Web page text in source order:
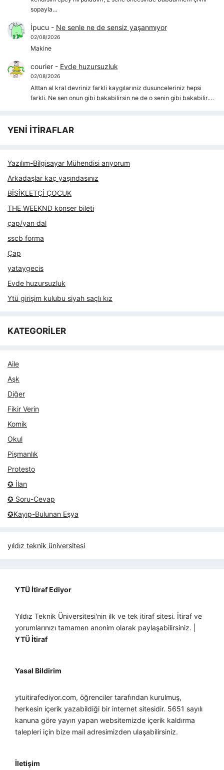
sopayla…
İpucu - Ne senle ne de sensiz yaşanmıyor
02/08/2026
Makine
courier- Evde huzursuzluk
02/08/2026
Alttan al kral devriniz farkli kaygılarıniz dusunceleriniz hepsi
farkli. Ne sen onun gibi bakabilirsin ne de o senin gibi bakabilir.…
YENİ İTİRAFLAR
Yazılım-Bilgisayar Mühendisi arıyorum
Arkadaşlar kaç yaşındasınız
BİSİKLETÇİ ÇOCUK
THE WEEKND konser bileti
çap/yan dal
sscb forma
Çap
yataygecis
Evde huzursuzluk
Ytü girişim kulubu siyah saçlı kız
KATEGORİLER
Aile
Aşk
Diğer
Fikir Verin
Komik
Okul
Pişmanlık
Protesto
✪ İlan
✪ Soru-Cevap
✪Kayıp-Bulunan Eşya
yıldız teknik üniversitesi
YTÜ İtiraf Ediyor
Yıldız Teknik Üniversitesi'nin ilk ve tek itiraf sitesi. İtiraf ve
yorumlarınızı tamamen anonim olarak paylaşabilirsiniz. |
YTÜ İtiraf
Yasal Bildirim
ytuitirafediyor.com, öğrenciler tarafından kurulmuş,
herkesin içerik yazabildiği bir internet sitesidir. 5651 sayılı
kanuna göre yayın yapan websitemizde içerik kaldırma
talepleri için bize mail adresimizden ulaşabilirsiniz.
İletişim